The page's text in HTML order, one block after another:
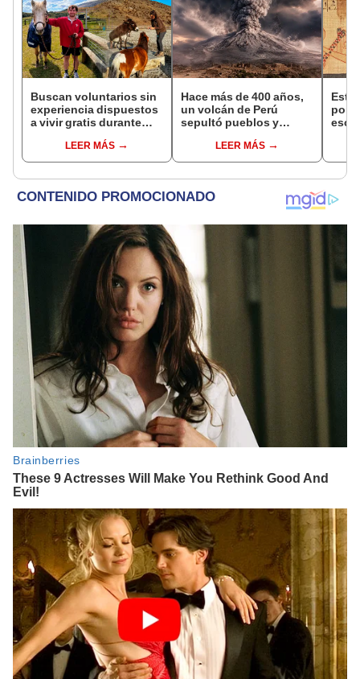
Buscan voluntarios sin
experiencia dispuestos
a vivir gratis durante
cuidar caballos, burros
y otros animales
LEER MÁS
Hace más de 400 años,
un volcán de Perú
sepultó pueblos y
veranos más fríos de la
historia: sigue bajo
LEER MÁS
Esta
por